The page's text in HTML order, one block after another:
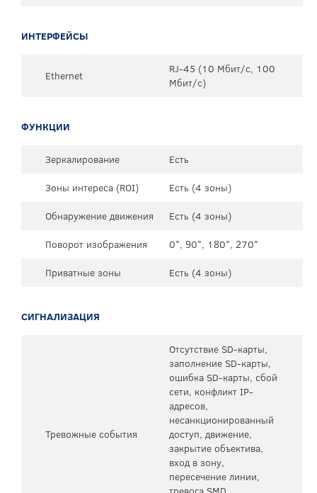
ИНТЕРФЕЙСЫ
Ethernet
RJ-45 (10 Мбит/с, 100
Мбит/с)
ФУНКЦИИ
Зеркалирование
Есть
Зоны интереса (ROI)
Есть (4 зоны)
Обнаружение движения
Есть (4 зоны)
Поворот изображения
0°, 90°, 180°, 270°
Приватные зоны
Есть (4 зоны)
СИГНАЛИЗАЦИЯ
Тревожные события
Отсутствие SD-карты,
заполнение SD-карты,
ошибка SD-карты, сбой
сети, конфликт IP-
адресов,
несанкционированный
доступ, движение,
закрытие объектива,
вход в зону,
пересечение линии,